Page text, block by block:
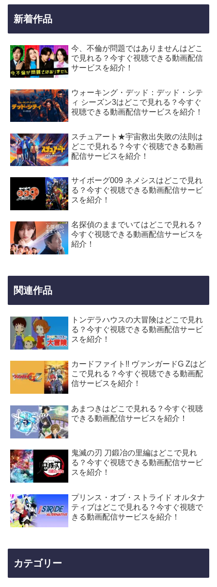
新着作品
今、不倫が問題ではありませんはどこ
で見れる？今すぐ視聴できる動画配信
サービスを紹介！
ウォーキング・デッド：デッド・シテ
ィ シーズン3はどこで見れる？今すぐ
視聴できる動画配信サービスを紹介！
スチュアート★宇宙救出失敗の法則は
どこで見れる？今すぐ視聴できる動画
配信サービスを紹介！
サイボーグ009 ネメシスはどこで見れ
る？今すぐ視聴できる動画配信サービ
スを紹介！
名探偵のままでいてはどこで見れる？
今すぐ視聴できる動画配信サービスを
紹介！
関連作品
トンデラハウスの大冒険はどこで見れ
る？今すぐ視聴できる動画配信サービ
スを紹介！
カードファイト!! ヴァンガードG Zはど
こで見れる？今すぐ視聴できる動画配
信サービスを紹介！
あまつきはどこで見れる？今すぐ視聴
できる動画配信サービスを紹介！
鬼滅の刃 刀鍛冶の里編はどこで見れ
る？今すぐ視聴できる動画配信サービ
スを紹介！
プリンス・オブ・ストライド オルタナ
ティブはどこで見れる？今すぐ視聴で
きる動画配信サービスを紹介！
カテゴリー